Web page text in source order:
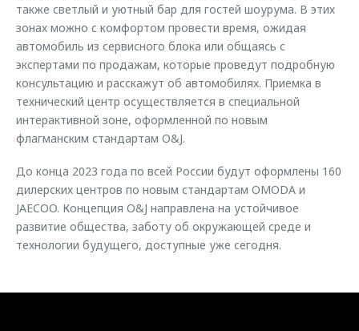
Запчасти
также светлый и уютный бар для гостей шоурума. В этих
зонах можно с комфортом провести время, ожидая
автомобиль из сервисного блока или общаясь с
экспертами по продажам, которые проведут подробную
консультацию и расскажут об автомобилях. Приемка в
технический центр осуществляется в специальной
интерактивной зоне, оформленной по новым
флагманским стандартам O&J.
До конца 2023 года по всей России будут оформлены 160
дилерских центров по новым стандартам OMODA и
JAECOO. Концепция O&J направлена на устойчивое
развитие общества, заботу об окружающей среде и
технологии будущего, доступные уже сегодня.